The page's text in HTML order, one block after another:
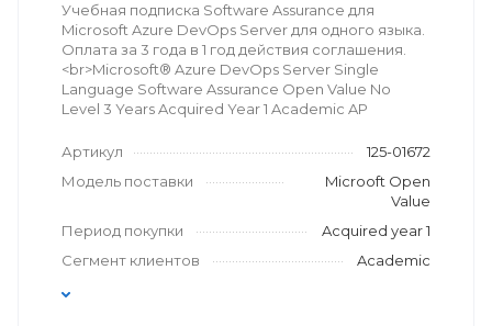
Учебная подписка Software Assurance для
Microsoft Azure DevOps Server для одного языка.
Оплата за 3 года в 1 год действия соглашения.
<br>Microsoft® Azure DevOps Server Single
Language Software Assurance Open Value No
Level 3 Years Acquired Year 1 Academic AP
Артикул
125-01672
Модель поставки
Microoft Open
Value
Период покупки
Acquired year 1
Сегмент клиентов
Academic